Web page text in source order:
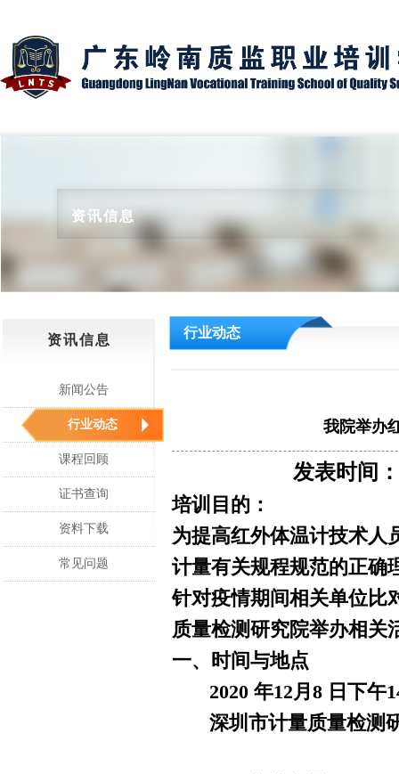
资讯信息
资讯信息
新闻公告
行业动态
课程回顾
证书查询
资料下载
常见问题
行业动态
我院举办
发表时间
培训目的：
为提高红外体温计技术人
计量有关规程规范的正确
针对疫情期间相关单位比
质量检测研究院举办相关
一、时间与地点
2020 年12月8 日下午
深圳市计量质量检测研